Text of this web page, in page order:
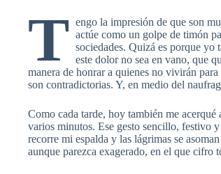
T engo la impresión de que son
actúe como un golpe de timón
sociedades. Quizá es porque yo
este dolor no sea en vano, que
manera de honrar a quienes no vivirán
son contradictorias. Y, en medio del
Como cada tarde, hoy también me
varios minutos. Ese gesto sencillo, festivo
recorre mi espalda y las lágrimas se
aunque parezca exagerado, en el que cifro